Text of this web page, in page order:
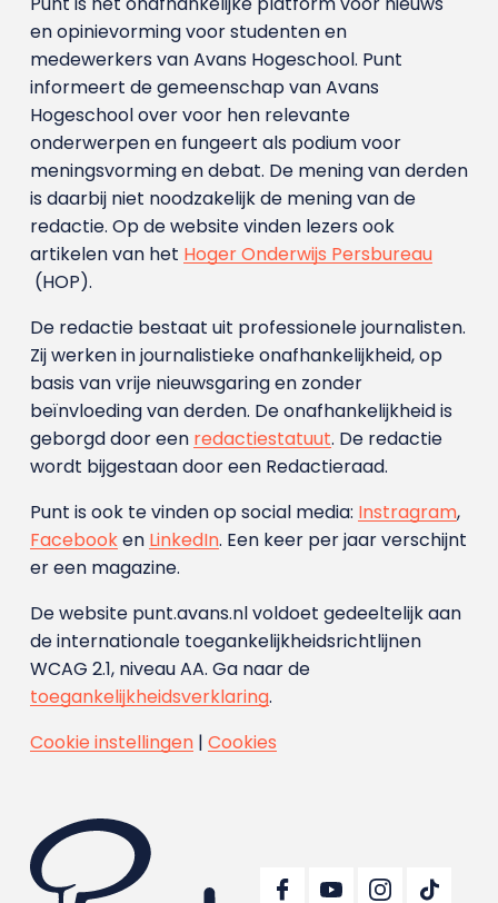
en opinievorming voor studenten en
medewerkers van Avans Hoge­school. Punt
informeert de gemeenschap van Avans
Hogeschool over voor hen relevante
onderwerpen en fungeert als podium voor
meningsvorming en debat. De mening van derden
is daarbij niet noodzakelijk de mening van de
redactie. Op de website vinden lezers ook
artikelen van het Hoger Onderwijs Persbureau
(HOP).
De redactie bestaat uit professionele journalisten.
Zij werken in journalistieke onafhankelijkheid, op
basis van vrije nieuwsgaring en zonder
beïnvloeding van derden. De onafhankelijkheid is
geborgd door een redactiestatuut. De redactie
wordt bijgestaan door een Redactieraad.
Punt is ook te vinden op social media: Instragram,
Facebooken LinkedIn. Een keer per jaar verschijnt
er een magazine.
De website punt.avans.nl voldoet gedeeltelijk aan
de internationale toegankelijkheidsrichtlijnen
WCAG 2.1, niveau AA. Ga naar de
toegankelijkheidsverklaring.
Cookie instellingen| Cookies